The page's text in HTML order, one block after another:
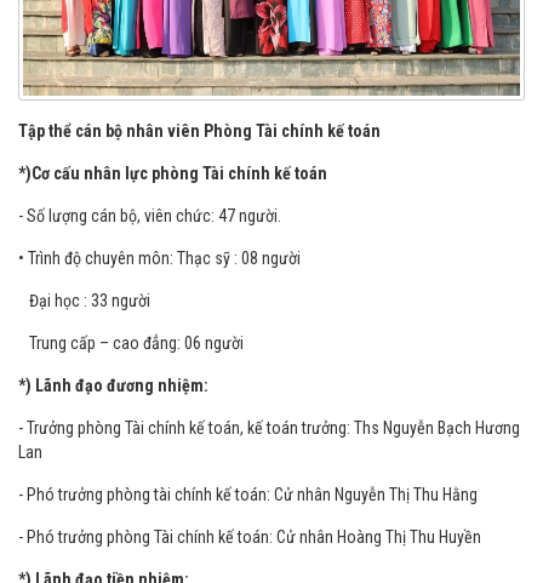
Tập thể cán bộ nhân viên Phòng Tài chính kế toán
*)Cơ cấu nhân lực phòng Tài chính kế toán
- Số lượng cán bộ, viên chức: 47 người.
• Trình độ chuyên môn: Thạc sỹ : 08 người
Đại học : 33 người
Trung cấp – cao đẳng: 06 người
*) Lãnh đạo đương nhiệm:
- Trưởng phòng Tài chính kế toán, kế toán trưởng: Ths Nguyễn Bạch Hương
- Phó trưởng phòng tài chính kế toán: Cử nhân Nguyễn Thị Thu Hằng